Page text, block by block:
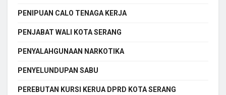
PENIPUAN CALO TENAGA KERJA
PENJABAT WALI KOTA SERANG
PENYALAHGUNAAN NARKOTIKA
PENYELUNDUPAN SABU
PEREBUTAN KURSI KERUA DPRD KOTA SERANG